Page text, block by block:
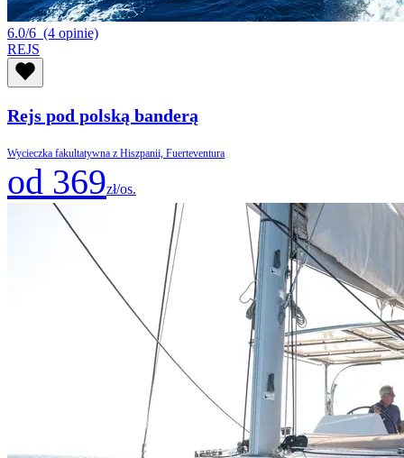
6.0/6 (4 opinie)
REJS
Rejs pod polską banderą
Wycieczka fakultatywna z Hiszpanii, Fuerteventura
od 369zł/os.